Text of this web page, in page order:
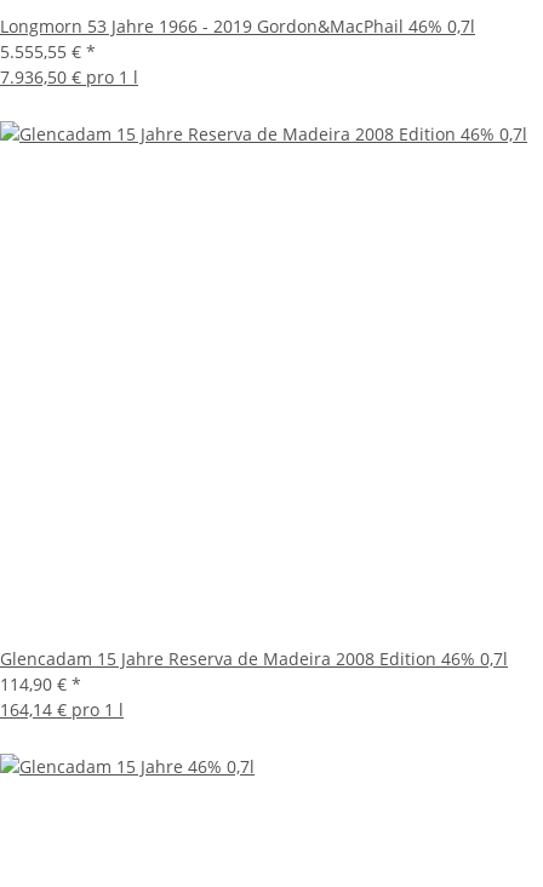
Longmorn 53 Jahre 1966 - 2019 Gordon&MacPhail 46% 0,7l
5.555,55 € *
7.936,50 € pro 1 l
Glencadam 15 Jahre Reserva de Madeira 2008 Edition 46% 0,7l
114,90 € *
164,14 € pro 1 l